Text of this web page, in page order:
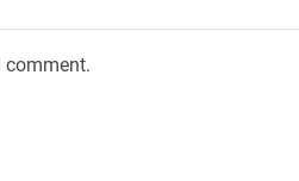
comment.